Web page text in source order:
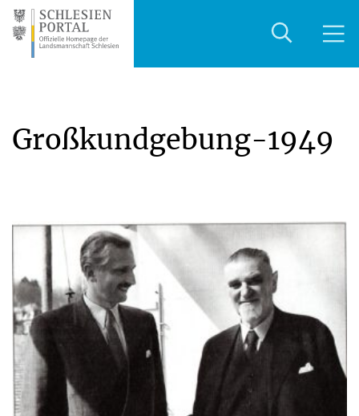
Großkundgebung-1949